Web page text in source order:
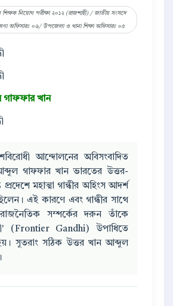
শিক্ষক নিয়োগ পরীক্ষা ২০১২ (রাজশাহী) / জাতীয় সংসদে
অফিসারঃ ০৬/ উপজেলা ও থানা শিক্ষা অফিসারঃ ০৫
গাফফার খান
আন্দোলনের অবিসংবাদিত
গাফফার খান ভারতের উত্তর-
প্রদেশে মহাত্মা গান্ধীর অহিংস আদর্শ
এই কারণে এবং গান্ধীর সাথে
সম্পর্কের দরুন তাঁকে
(Frontier Gandhi) উপাধিতে
সুতরাং সঠিক উত্তর খান আব্দুল